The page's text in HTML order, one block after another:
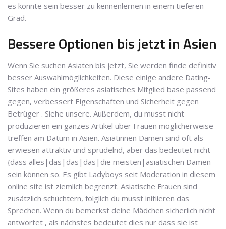
es könnte sein besser zu kennenlernen in einem tieferen
Grad.
Bessere Optionen bis jetzt in Asien
Wenn Sie suchen Asiaten bis jetzt, Sie werden finde definitiv
besser Auswahlmöglichkeiten. Diese einige andere Dating-
Sites haben ein größeres asiatisches Mitglied base passend
gegen, verbessert Eigenschaften und Sicherheit gegen
Betrüger . Siehe unsere. Außerdem, du musst nicht
produzieren ein ganzes Artikel über Frauen möglicherweise
treffen am Datum in Asien. Asiatinnen Damen sind oft als
erwiesen attraktiv und sprudelnd, aber das bedeutet nicht
{dass alles|das|das|das|die meisten|asiatischen Damen
sein können so. Es gibt Ladyboys seit Moderation in diesem
online site ist ziemlich begrenzt. Asiatische Frauen sind
zusätzlich schüchtern, folglich du musst initiieren das
Sprechen. Wenn du bemerkst deine Mädchen sicherlich nicht
antwortet , als nächstes bedeutet dies nur dass sie ist